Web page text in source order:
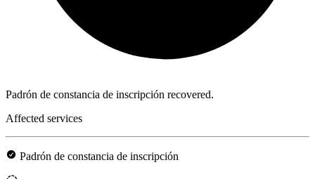
Padrón de constancia de inscripción recovered.
Affected services
Padrón de constancia de inscripción